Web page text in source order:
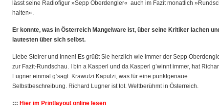
lässt seine Radiofigur »Sepp Oberdengler« auch im Fazit monatlich
halten«.
Er konnte, was in Österreich Mangelware ist, über seine Kritiker lachen
lautesten über sich selbst.
Liebe Steirer und Innen! Es grüßt Sie herzlich wie immer der Sepp
zur Fazit-Rundschau. I bin a Kasperl und da Kasperl g’winnt immer, hat
Lugner einmal g‘sagt. Krawutzi Kaputzi, was für eine punktgenaue
Selbstbeschreibung. Richard Lugner ist tot. Weltberühmt in Österreich.
::: Hier im Printlayout online lesen